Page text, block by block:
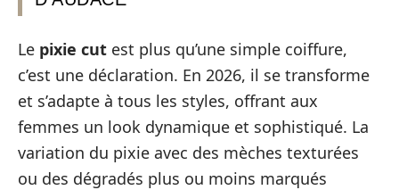
Le pixie cut est plus qu’une simple coiffure,
c’est une déclaration. En 2026, il se transforme
et s’adapte à tous les styles, offrant aux
femmes un look dynamique et sophistiqué. La
variation du pixie avec des mèches texturées
ou des dégradés plus ou moins marqués